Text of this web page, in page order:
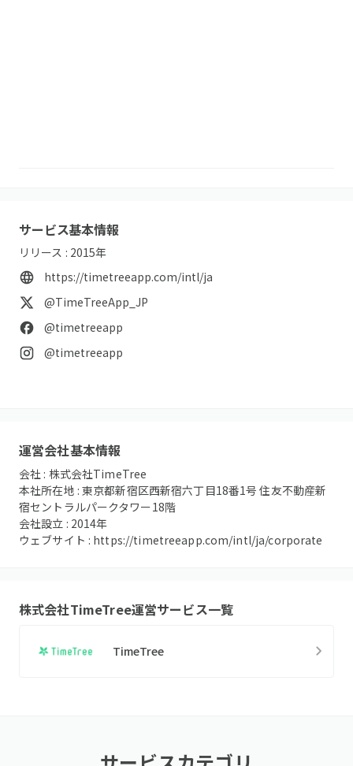
サービス基本情報
リリース : 2015年
https://timetreeapp.com/intl/ja
@TimeTreeApp_JP
@timetreeapp
@timetreeapp
運営会社基本情報
会社 : 株式会社TimeTree
本社所在地 :東京都新宿区西新宿六丁目18番1号 住友不動産新
宿セントラルパークタワー18階
会社設立 : 2014年
ウェブサイト : https://timetreeapp.com/intl/ja/corporate
株式会社TimeTree運営サービス一覧
TimeTree